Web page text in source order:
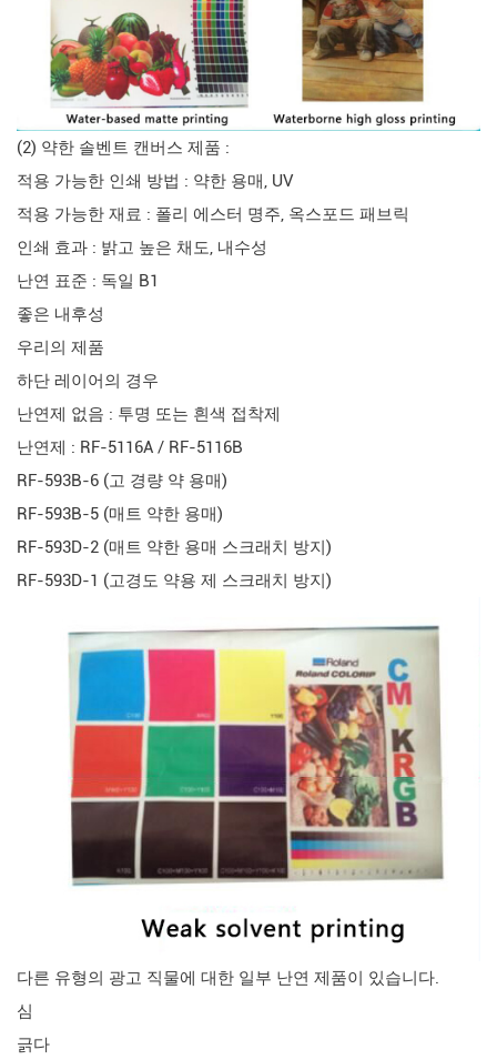
(2) 약한 솔벤트 캔버스 제품 :
적용 가능한 인쇄 방법 : 약한 용매, UV
적용 가능한 재료 : 폴리 에스터 명주, 옥스포드 패브릭
인쇄 효과 : 밝고 높은 채도, 내수성
난연 표준 : 독일 B1
좋은 내후성
우리의 제품
하단 레이어의 경우
난연제 없음 : 투명 또는 흰색 접착제
난연제 : RF-5116A / RF-5116B
RF-593B-6 (고 경량 약 용매)
RF-593B-5 (매트 약한 용매)
RF-593D-2 (매트 약한 용매 스크래치 방지)
RF-593D-1 (고경도 약용 제 스크래치 방지)
다른 유형의 광고 직물에 대한 일부 난연 제품이 있습니다.
심
긁다